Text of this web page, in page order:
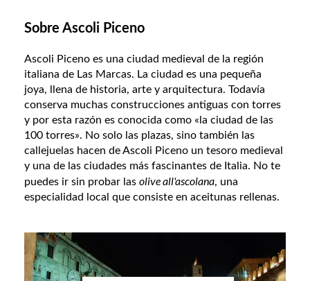
Sobre Ascoli Piceno
Ascoli Piceno es una ciudad medieval de la región
italiana de Las Marcas. La ciudad es una pequeña
joya, llena de historia, arte y arquitectura. Todavía
conserva muchas construcciones antiguas con torres
y por esta razón es conocida como «la ciudad de las
100 torres». No solo las plazas, sino también las
callejuelas hacen de Ascoli Piceno un tesoro medieval
y una de las ciudades más fascinantes de Italia. No te
puedes ir sin probar las olive all'ascolana, una
especialidad local que consiste en aceitunas rellenas.